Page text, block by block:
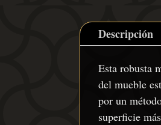
Descripción
Esta robusta
del mueble
por un
superficie